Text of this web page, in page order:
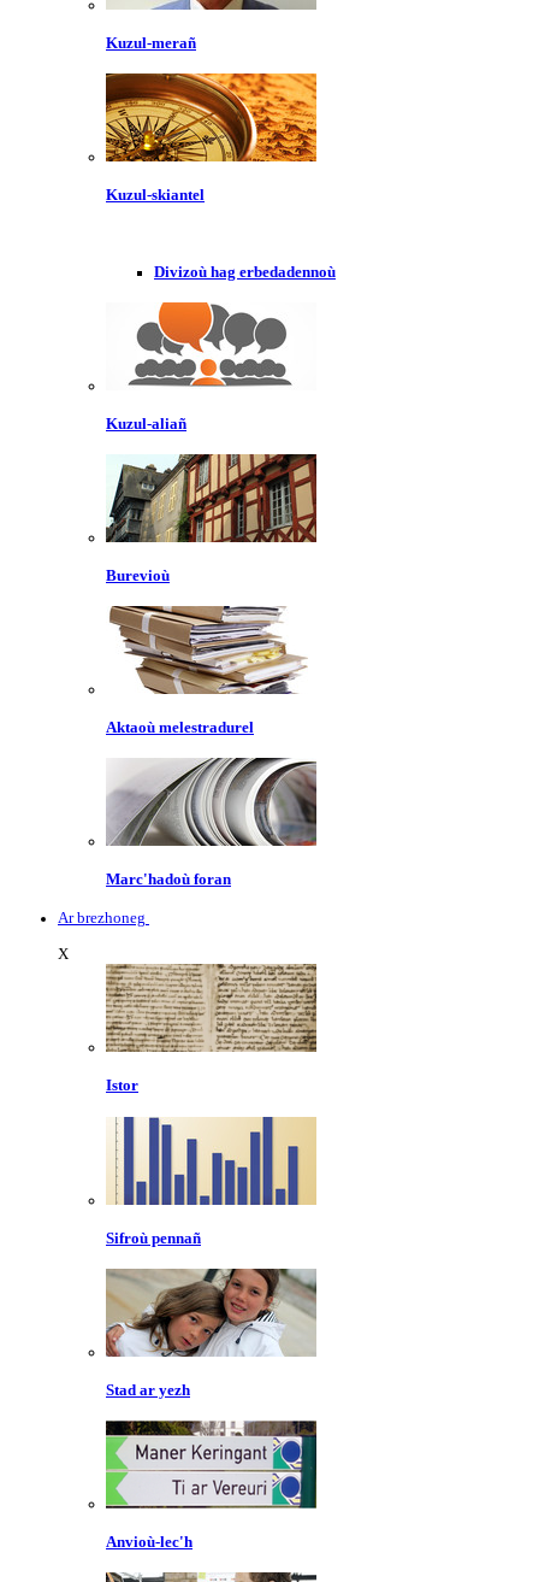
Kuzul-merañ
Kuzul-skiantel
Divizoù hag erbedadennoù
Kuzul-aliañ
Burevioù
Aktaoù melestradurel
Marc'hadoù foran
Ar brezhoneg
X
Istor
Sifroù pennañ
Stad ar yezh
Anvioù-lec'h